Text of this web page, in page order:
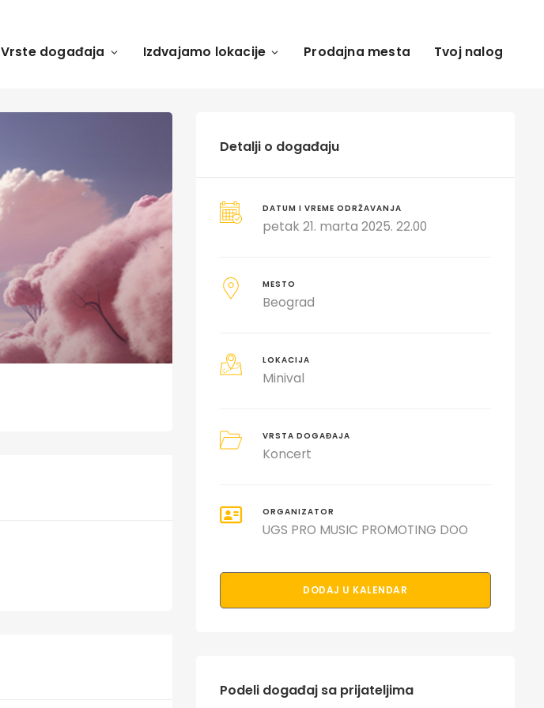
Vrste događaja Izdvajamo lokacije Prodajna mesta Tvoj nalog
Detalji o događaju
DATUM I VREME ODRŽAVANJA
petak 21. marta 2025. 22.00
MESTO
Beograd
LOKACIJA
Minival
VRSTA DOGAĐAJA
Koncert
ORGANIZATOR
UGS PRO MUSIC PROMOTING DOO
DODAJ U KALENDAR
Podeli događaj sa prijateljima